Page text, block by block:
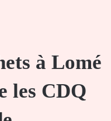
à Lomé
les CDQ